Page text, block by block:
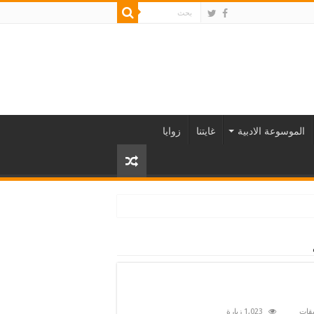
الموسوعة الادبية غايتنا زوايا
1,023 زيارة